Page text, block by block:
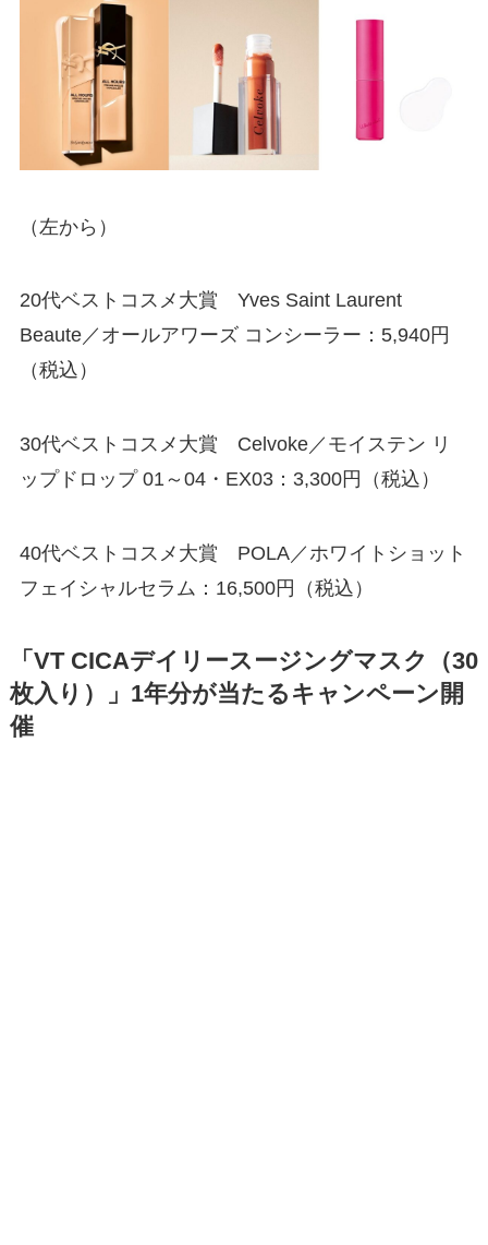
（左から）
20代ベストコスメ大賞 Yves Saint Laurent
Beaute／オールアワーズ コンシーラー：5,940円
（税込）
30代ベストコスメ大賞 Celvoke／モイステン リ
ップドロップ 01～04・EX03：3,300円（税込）
40代ベストコスメ大賞 POLA／ホワイトショット
フェイシャルセラム：16,500円（税込）
「VT CICAデイリースージングマスク（30
枚入り）」1年分が当たるキャンペーン開
催